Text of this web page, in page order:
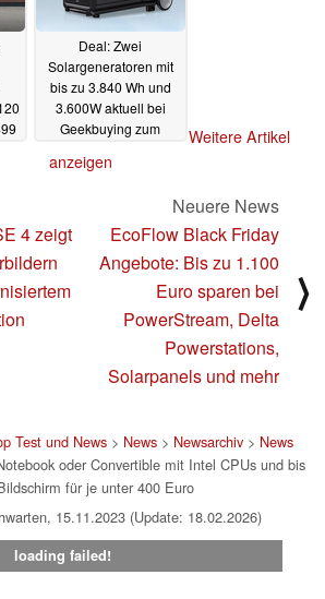
Deal: Zwei
Solargeneratoren mit
bis zu 3.840 Wh und
3.600W aktuell bei
Geekbuying zum
(Ad)10.11.2023
Weitere Artikel
anzeigen
4 zeigt
Neuere News
EcoFlow Black Friday
Angebote: Bis zu 1.100
Euro sparen bei
PowerStream, Delta
Powerstations,
Solarpanels und mehr
⟩
Test und News> News> Newsarchiv> News
oder Convertible mit Intel CPUs und bis
für je unter 400 Euro
15.11.2023 (Update: 18.02.2026)
loading failed!